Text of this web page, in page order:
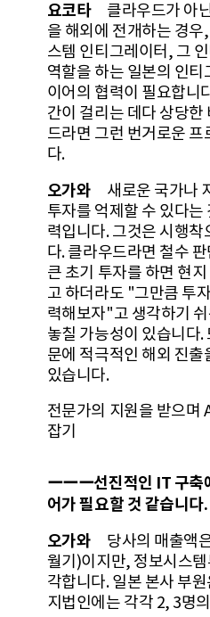
요코타클라우드가 아닌
을 해외에 전개하는 경우
스템 인티그레이터, 그
역할을 하는 일본의 인티
이어의 협력이 필요합니
간이 걸리는 데다 상당
드라면 그런 번거로운 프
다.
오가와 새로운 국가나
투자를 억제할 수 있다는
력입니다. 그것은 시행착
다. 클라우드라면 철수
큰 초기 투자를 하면 현
고 하더라도 "그만큼 투
력해보자"고 생각하기
놓칠 가능성이 있습니다.
문에 적극적인 해외 진출
있습니다.
전문가의 지원을 받으며
잡기
ーーー선진적인 IT 구축
어가 필요할 것 같습니다.
오가와 당사의 매출액
월기)이지만, 정보시스
각합니다. 일본 본사 부
지법인에는 각각 2, 3명